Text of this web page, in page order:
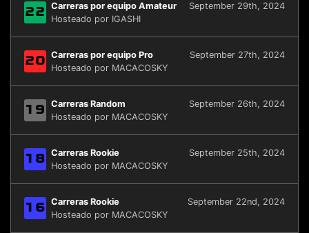
22 Carreras por equipo Amateur
September 29th, 2024
Hosteado por IGASHI
20 Carreras por equipo Pro
September 27th, 2024
Hosteado por MACACOSKY
19 Carreras Random
September 26th, 2024
Hosteado por MACACOSKY
18 Carreras Rookie
September 25th, 2024
Hosteado por MACACOSKY
16 Carreras Rookie
September 22nd, 2024
Hosteado por MACACOSKY